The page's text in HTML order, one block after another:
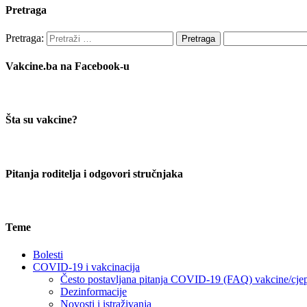
Pretraga
Pretraga:
Vakcine.ba na Facebook-u
Šta su vakcine?
Pitanja roditelja i odgovori stručnjaka
Teme
Bolesti
COVID-19 i vakcinacija
Često postavljana pitanja COVID-19 (FAQ) vakcine/
Dezinformacije
Novosti i istraživanja